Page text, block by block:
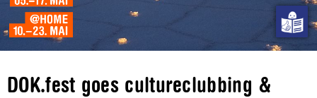
DOK.fest goes cultureclubbing &